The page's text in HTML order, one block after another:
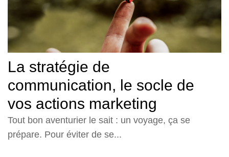
La stratégie de
communication, le socle de
vos actions marketing
Tout bon aventurier le sait : un voyage, ça se
prépare. Pour éviter de se...